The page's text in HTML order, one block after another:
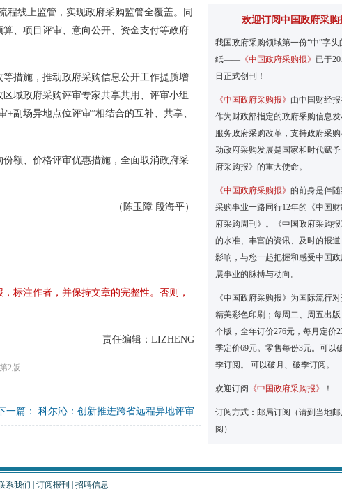
程线上监管，实现政府采购监管全覆盖。同
、项目评审、意向公开、资金支付等政府
措施，推动政府采购信息公开工作提质增
域政府采购评审专家共享共用、评审小组
副场异地点位评审”相结合的互补、共享、
额、价格评审优惠措施，全面取消政府采
（陈玉障 段海平）
标注作者，并保持文章的完整性。否则，
责任编辑：LIZHENG
2版
一篇： 科尔沁：创新推进跨省远程异地评审
欢迎订阅中国政府采购
我国政府采购领域第一份“中”字头
纸—— 《中国政府采购报》 已于
日正式创刊！
《中国政府采购报》 由中国财经报
作为财政部指定的政府采购信息发
服务政府采购改革，支持政府采
动政府采购发展是国家和时代赋
府采购报》的重大使命。
《中国政府采购报》 的前身是伴
采购事业一路同行12年的《中国财
府采购周刊》。《中国政府采购
的水准、丰富的资讯、及时的报
影响，与您一起把握和感受中国
展事业的脉搏与动向。
《中国政府采购报》为国际流行对
精美彩色印刷；每周二、周五出
个版，全年订价276元，每月定价
季定价69元。零售每份3元。可以
季订阅。 可以破月、破季订阅。
欢迎订阅 《中国政府采购报》 ！
订阅方式：邮局订阅（请到当地
阅）
系我们 订阅报刊 招聘信息